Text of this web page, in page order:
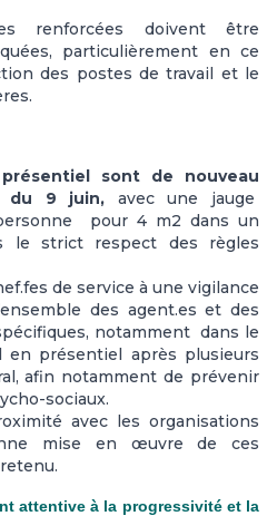
renforcées doivent être
particulièrement en ce
des postes de travail et le
sont de nouveau
du 9 juin, avec une jauge
pour 4 m2 dans un
le strict respect des règles
de service à une vigilance
des agent.es et des
notamment dans le
en présentiel après plusieurs
afin notamment de prévenir
sociaux.
avec les organisations
mise en œuvre de ces
attentive à la progressivité et la